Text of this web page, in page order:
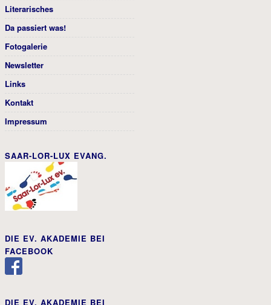
Literarisches
Da passiert was!
Fotogalerie
Newsletter
Links
Kontakt
Impressum
SAAR-LOR-LUX EVANG.
DIE EV. AKADEMIE BEI
FACEBOOK
DIE EV. AKADEMIE BEI